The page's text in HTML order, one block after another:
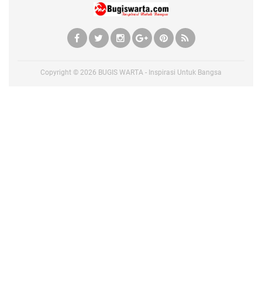
Copyright © 2026 BUGIS WARTA - Inspirasi Untuk Bangsa